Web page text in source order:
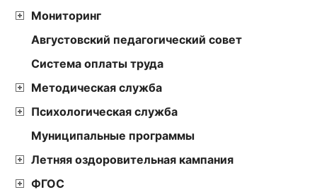
Мониторинг
Августовский педагогический совет
Cистема оплаты труда
Методическая служба
Психологическая служба
Муниципальные программы
Летняя оздоровительная кампания
ФГОС